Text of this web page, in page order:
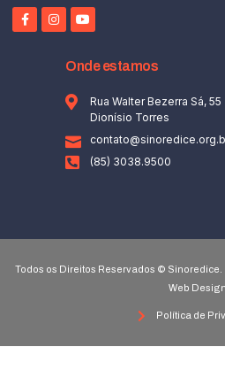
Onde estamos
Rua Walter Bezerra Sá, 55
Dionísio Torres
(85) 3038.9500
Todos os Direitos Reservados ©
Web Design
Política de